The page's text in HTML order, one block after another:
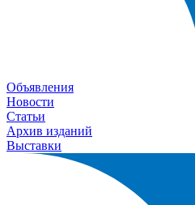
Объявления
Новости
Статьи
Архив изданий
Выставки